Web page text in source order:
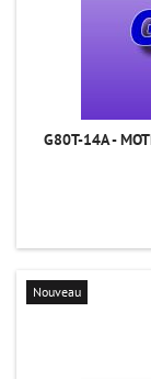
G80T-14A -
Nouveau